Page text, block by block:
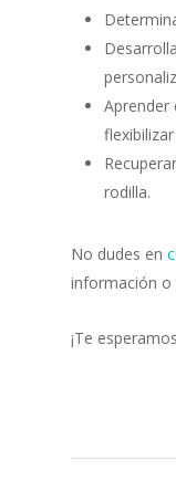
Aprender
rodilla.
No dudes en
información o
¡Te